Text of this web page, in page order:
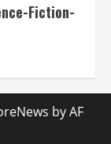
Fiction-
by AF